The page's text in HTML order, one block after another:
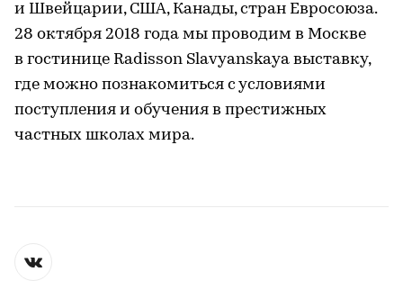
и Швейцарии, США, Канады, стран Евросоюза.
28 октября 2018 года мы проводим в Москве
в гостинице Radisson Slavyanskaya выставку,
где можно познакомиться с условиями
поступления и обучения в престижных
частных школах мира.